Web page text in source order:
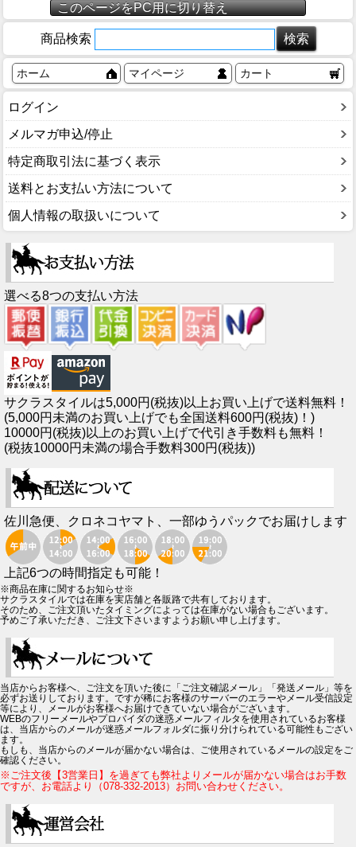
このページをPC用に切り替え
商品検索
ホーム マイページ カート
ログイン
メルマガ申込/停止
特定商取引法に基づく表示
送料とお支払い方法について
個人情報の取扱いについて
選べる8つの支払い方法
サクラスタイルは5,000円(税抜)以上お買い上げで送料無料！
(5,000円未満のお買い上げでも全国送料600円(税抜)！)
10000円(税抜)以上のお買い上げで代引き手数料も無料！
(税抜10000円未満の場合手数料300円(税抜))
佐川急便、クロネコヤマト、一部ゆうパックでお届けします
上記6つの時間指定も可能！
※商品在庫に関するお知らせ※
サクラスタイルでは在庫を実店舗と各販路で共有しております。
そのため、ご注文頂いたタイミングによっては在庫がない場合もございます。
予めご了承いただき、ご注文下さいますようお願い申し上げます。
当店からお客様へ、ご注文を頂いた後に「ご注文確認メール」「発送メール」等を
必ずお送りしております。ですが稀にお客様のサーバーのエラーやメール受信設定
等により、メールがお客様へお届けできていない場合がございます。
WEBのフリーメールやプロバイダの迷惑メールフィルタを使用されているお客様
は、当店からのメールが迷惑メールフォルダに振り分けられている可能性もござい
ます。
もしも、当店からのメールが届かない場合は、ご使用されているメールの設定をご
確認ください。
※ご注文後【3営業日】を過ぎても弊社よりメールが届かない場合はお手数
ですが、お電話より（078-332-2013）お問い合わせください。